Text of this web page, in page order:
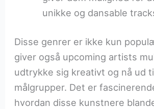
unikke og dansable
Disse genrer er ikke kun
giver også upcoming artists
udtrykke sig kreativt og nå ud
målgrupper. Det er
hvordan disse kunstnere